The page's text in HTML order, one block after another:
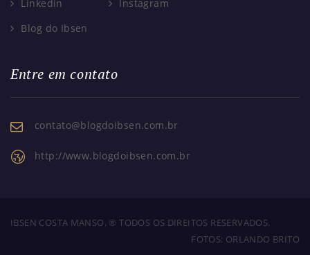
Linkedin
Blog do Ibsen
Instagram
Entre em contato
contato@blogdoibsen.com.br
http://www.blogdoibsen.com.br
IBSEN COSTA MANSO. ® TODOS OS DIREITOS RESERVADOS.
FOTOS: ORLANDO BRITO